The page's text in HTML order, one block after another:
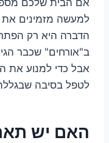
למעשה מזמינים
הדברה היא רק
ב"אורחים" שכבר
אבל כדי למנוע את
לטפל בסיבה
האם יש